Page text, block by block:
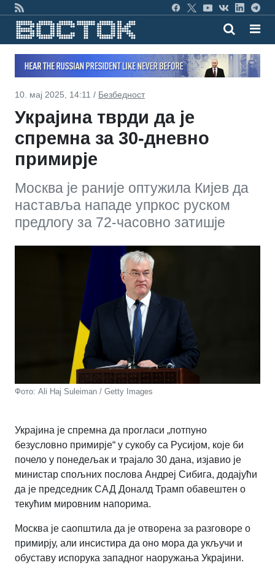
10. мај 2025, 14:11 / Безбедност
Украјина тврди да је
спремна за 30-дневно
примирје
Москва је раније оптужила Кијев да
наставља нападе упркос руском
предлогу за 72-часовно затишје
Фото: Ali Haj Suleiman / Getty Images
Украјина је спремна да прогласи „потпуно
безусловно примирје“ у сукобу са Русијом, које би
почело у понедељак и трајало 30 дана, изјавио је
министар спољних послова Андреј Сибига, додајући
да је председник САД Доналд Трамп обавештен о
текућим мировним напорима.
Москва је саопштила да је отворена за разговоре о
примирју, али инсистира да оно мора да укључи и
обуставу испорука западног наоружања Украјини.